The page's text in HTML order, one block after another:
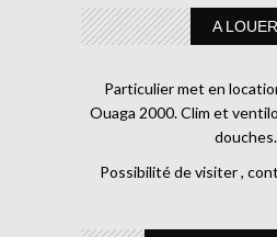
A LOUER
Particulier met en
Ouaga 2000. Clim et
douches.
Possibilité de visiter ,